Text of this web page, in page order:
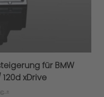
für BMW
120d xDrive